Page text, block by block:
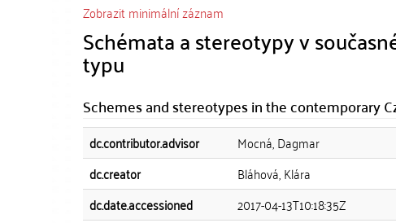
Zobrazit minimální záznam
Schémata a stereotypy v
typu
Schemes and stereotypes in the contemporary
dc.contributor.advisor
Mocná, Dagmar
dc.creator
Bláhová, Klára
dc.date.accessioned
2017-04-13T10:18:35Z